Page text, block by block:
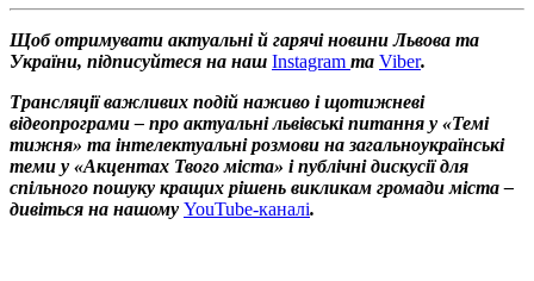
Щоб отримувати актуальні й гарячі новини Львова та
України, підписуйтеся на наш Instagram та Viber.
Трансляції важливих подій наживо і щотижневі
відеопрограми – про актуальні львівські питання у «Темі
тижня» та інтелектуальні розмови на загальноукраїнські
теми у «Акцентах Твого міста» і публічні дискусії для
спільного пошуку кращих рішень викликам громади міста –
дивіться на нашому YouTube-каналі.